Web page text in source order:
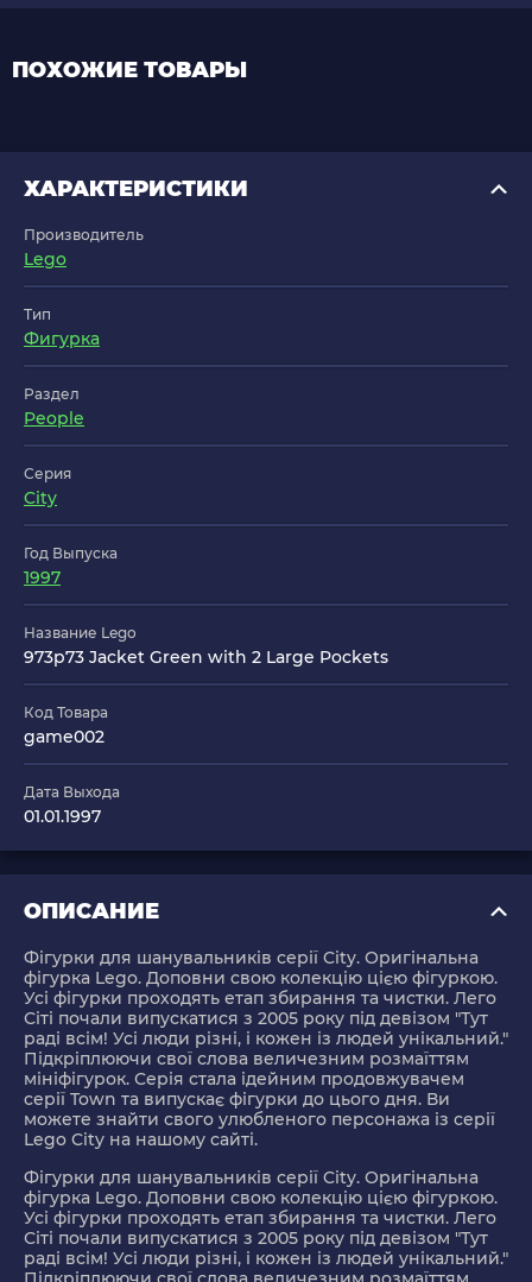
ПОХОЖИЕ ТОВАРЫ
ХАРАКТЕРИСТИКИ
Производитель
Lego
Тип
Фигурка
Раздел
People
Серия
City
Год Выпуска
1997
Название Lego
973p73 Jacket Green with 2 Large Pockets
Код Товара
game002
Дата Выхода
01.01.1997
ОПИСАНИЕ
Фігурки для шанувальників серії City. Оригінальна
фігурка Lego. Доповни свою колекцію цією фігуркою.
Усі фігурки проходять етап збирання та чистки. Лего
Сіті почали випускатися з 2005 року під девізом "Тут
раді всім! Усі люди різні, і кожен із людей унікальний."
Підкріплюючи свої слова величезним розмаїттям
мініфігурок. Серія стала ідейним продовжувачем
серії Town та випускає фігурки до цього дня. Ви
можете знайти свого улюбленого персонажа із серії
Lego City на нашому сайті.
Фігурки для шанувальників серії City. Оригінальна
фігурка Lego. Доповни свою колекцію цією фігуркою.
Усі фігурки проходять етап збирання та чистки. Лего
Сіті почали випускатися з 2005 року під девізом "Тут
раді всім! Усі люди різні, і кожен із людей унікальний."